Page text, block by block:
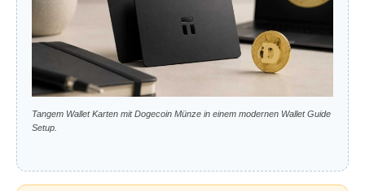
Tangem Wallet Karten mit Dogecoin Münze in einem modernen Wallet Guide
Setup.